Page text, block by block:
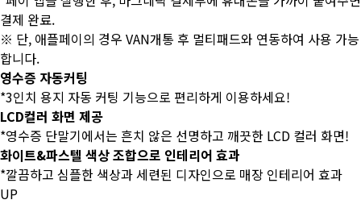
결제 완료.
※ 단, 애플페이의 경우 VAN개통 후 멀티패드와 연동하여 사용 가능
합니다.
영수증 자동커팅
*3인치 용지 자동 커팅 기능으로 편리하게 이용하세요!
LCD컬러 화면 제공
*영수증 단말기에서는 흔치 않은 선명하고 깨끗한 LCD 컬러 화면!
화이트&파스텔 색상 조합으로 인테리어 효과
*깔끔하고 심플한 색상과 세련된 디자인으로 매장 인테리어 효과
UP